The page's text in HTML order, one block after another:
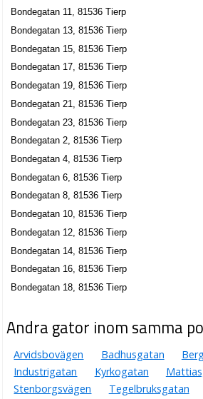
Bondegatan 11, 81536 Tierp
Bondegatan 13, 81536 Tierp
Bondegatan 15, 81536 Tierp
Bondegatan 17, 81536 Tierp
Bondegatan 19, 81536 Tierp
Bondegatan 21, 81536 Tierp
Bondegatan 23, 81536 Tierp
Bondegatan 2, 81536 Tierp
Bondegatan 4, 81536 Tierp
Bondegatan 6, 81536 Tierp
Bondegatan 8, 81536 Tierp
Bondegatan 10, 81536 Tierp
Bondegatan 12, 81536 Tierp
Bondegatan 14, 81536 Tierp
Bondegatan 16, 81536 Tierp
Bondegatan 18, 81536 Tierp
Andra gator inom samma
Arvidsbovägen Badhusgatan
Industrigatan
Kyrkogatan
Stenborgsvägen
Tegelbruksgatan